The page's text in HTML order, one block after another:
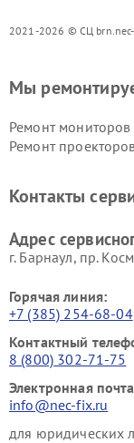
2021-2026 © СЦ
Мы
Ремонт мониторов
Ремонт
Контакты
Адрес
г. Барнаул, ​пр.
Горячая линия:
+7 (385) 254-68-04
Контактный
8 (800) 302-71-75
Электронная
info@nec-fix.ru
для юридических